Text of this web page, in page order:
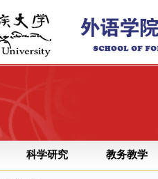
科学研究 教务教学